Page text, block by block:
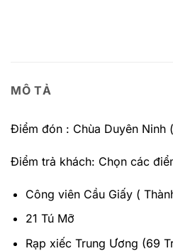
MÔ TẢ
Điểm đón : Chùa Duyên Ninh
Điểm trả khách: Chọn các
Công viên Cầu Giấy (
21 Tú Mỡ
Rạp xiếc Trung Ương (69